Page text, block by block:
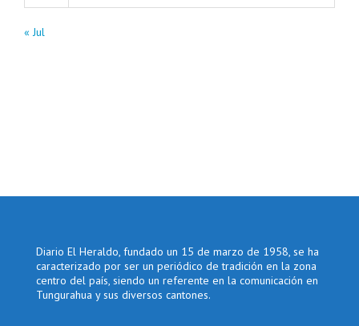
« Jul
Diario El Heraldo, fundado un 15 de marzo de 1958, se ha
caracterizado por ser un periódico de tradición en la zona
centro del país, siendo un referente en la comunicación en
Tungurahua y sus diversos cantones.